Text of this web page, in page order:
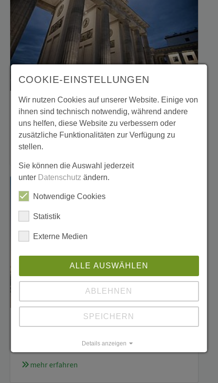
Berlin
5-Tage Gruppenreise
mehr erfahren
London
5-Tage Gruppenreise
mehr erfahren
COOKIE-EINSTELLUNGEN
Wir nutzen Cookies auf unserer Website. Einige von
ihnen sind technisch notwendig, während andere
uns helfen, diese Website zu verbessern oder
zusätzliche Funktionalitäten zur Verfügung zu
stellen.
Sie können die Auswahl jederzeit
unter Datenschutz ändern.
Notwendige Cookies
Statistik
Externe Medien
ALLE AUSWÄHLEN
ABLEHNEN
SPEICHERN
Details anzeigen
Impressum